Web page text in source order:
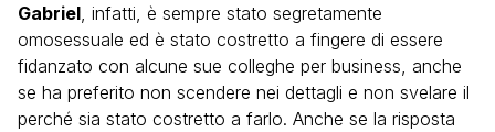
Gabriel , infatti, è sempre stato segretamente
omosessuale ed è stato costretto a fingere di essere
fidanzato con alcune sue colleghe per business, anche
se ha preferito non scendere nei dettagli e non svelare il
perché sia stato costretto a farlo. Anche se la risposta